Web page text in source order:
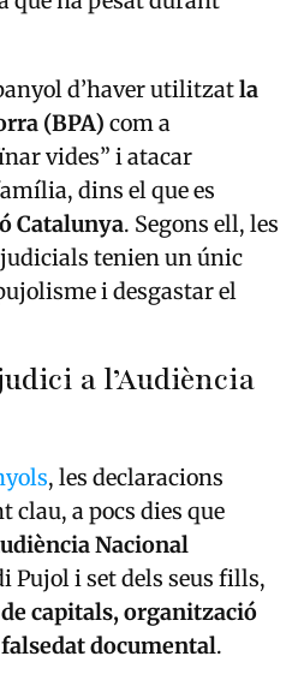
d’haver utilitzatla
(BPA) com a
vides” i atacar
dins el que es
Catalunya. Segons ell, les
tenien un únic
i desgastar el
a l’Audiència
, les declaracions
a pocs dies que
Nacional
Pujol i set dels seus fills,
capitals, organització
documental.